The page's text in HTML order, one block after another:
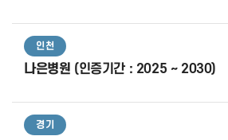
인천
나은병원 (인증기간 : 2025 ~ 2030)
경기